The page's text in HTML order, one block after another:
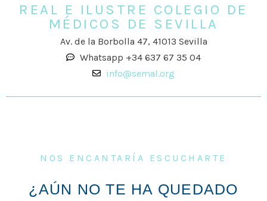
REAL E ILUSTRE COLEGIO DE
MÉDICOS DE SEVILLA
Av. de la Borbolla 47, 41013 Sevilla
Whatsapp +34 637 67 35 04
info@semal.org
NOS ENCANTARÍA ESCUCHARTE
¿AÚN NO TE HA QUEDADO